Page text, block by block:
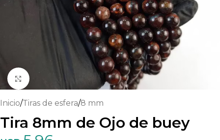
Haga clic para ampliar
Inicio/Tiras de esfera/8 mm
Tira 8mm de Ojo de buey